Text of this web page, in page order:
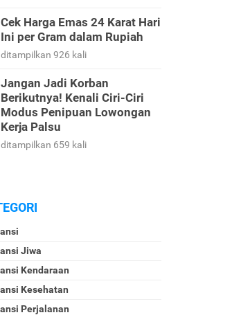
Cek Harga Emas 24 Karat Hari
Ini per Gram dalam Rupiah
ditampilkan 926 kali
Jangan Jadi Korban
Berikutnya! Kenali Ciri-Ciri
Modus Penipuan Lowongan
Kerja Palsu
ditampilkan 659 kali
Jiwa
Kendaraan
Kesehatan
Perjalanan